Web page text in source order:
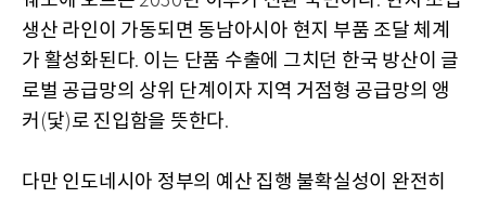
생산 라인이 가동되면 동남아시아 현지 부품 조달 체계
가 활성화된다. 이는 단품 수출에 그치던 한국 방산이 글
로벌 공급망의 상위 단계이자 지역 거점형 공급망의 앵
커 (닻)로 진입함을 뜻한다.
다만 인도네시아 정부의 예산 집행 불확실성이 완전히